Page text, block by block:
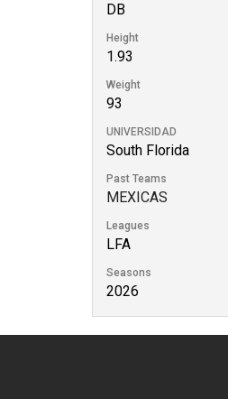
DB
Height
1.93
Weight
93
UNIVERSIDAD
South Florida
Past Teams
MEXICAS
Leagues
LFA
Seasons
2026